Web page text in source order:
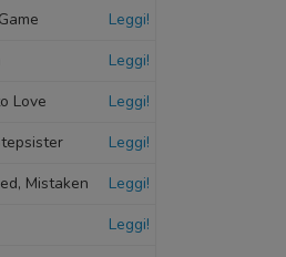
Leggi!
Leggi!
Love Leggi!
Leggi!
Mistaken Leggi!
Leggi!